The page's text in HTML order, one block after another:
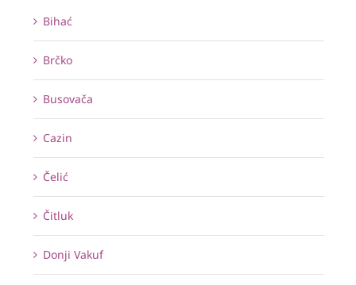
Bihać
Brčko
Busovača
Cazin
Čelić
Čitluk
Donji Vakuf